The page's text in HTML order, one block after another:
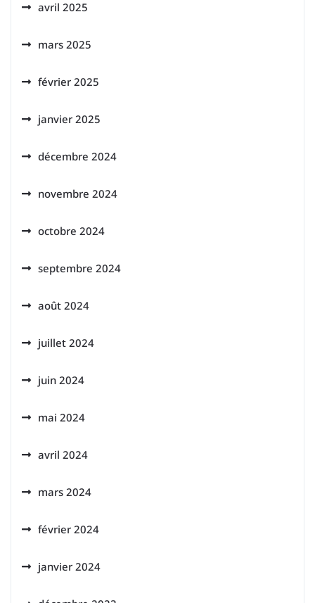
avril 2025
mars 2025
février 2025
janvier 2025
décembre 2024
novembre 2024
octobre 2024
septembre 2024
août 2024
juillet 2024
juin 2024
mai 2024
avril 2024
mars 2024
février 2024
janvier 2024